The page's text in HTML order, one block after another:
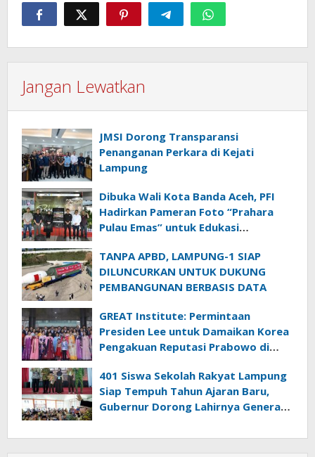
Jangan Lewatkan
JMSI Dorong Transparansi
Penanganan Perkara di Kejati
Lampung
Dibuka Wali Kota Banda Aceh, PFI
Hadirkan Pameran Foto “Prahara
Pulau Emas” untuk Edukasi
TANPA APBD, LAMPUNG-1 SIAP
DILUNCURKAN UNTUK DUKUNG
PEMBANGUNAN BERBASIS DATA
GREAT Institute: Permintaan
Presiden Lee untuk Damaikan Korea
Pengakuan Reputasi Prabowo di
401 Siswa Sekolah Rakyat Lampung
Siap Tempuh Tahun Ajaran Baru,
Gubernur Dorong Lahirnya Generasi